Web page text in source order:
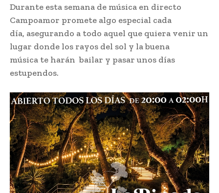
Durante esta semana de música en directo
Campoamor promete algo especial cada
día, asegurando a todo aquel que quiera venir un
lugar donde los rayos del sol y la buena
música te harán bailar y pasar unos días
estupendos.